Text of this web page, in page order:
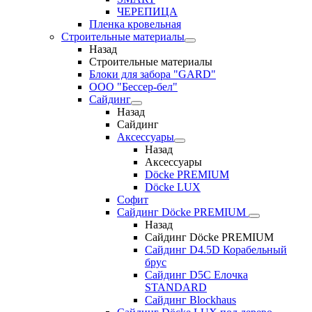
ЧЕРЕПИЦА
Пленка кровельная
Строительные материалы
Назад
Строительные материалы
Блоки для забора "GARD"
ООО "Бессер-бел"
Сайдинг
Назад
Сайдинг
Аксессуары
Назад
Аксессуары
Döcke PREMIUM
Döcke LUX
Софит
Сайдинг Döcke PREMIUM
Назад
Сайдинг Döcke PREMIUM
Сайдинг D4.5D Корабельный
брус
Сайдинг D5С Елочка
STANDARD
Сайдинг Blockhaus